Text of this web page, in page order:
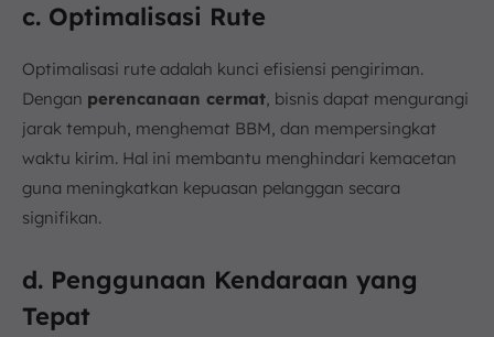
c. Optimalisasi Rute
Optimalisasi rute adalah kunci efisiensi pengiriman.
Dengan perencanaan cermat, bisnis dapat mengurangi
jarak tempuh, menghemat BBM, dan mempersingkat
waktu kirim. Hal ini membantu menghindari kemacetan
guna meningkatkan kepuasan pelanggan secara
signifikan.
d. Penggunaan Kendaraan yang
Tepat